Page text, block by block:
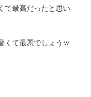
て最高だったと思い
くて最悪でしょうｗ